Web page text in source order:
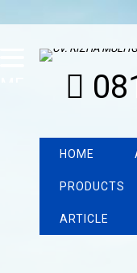
HOME
PRODUCTS
ARTICLE